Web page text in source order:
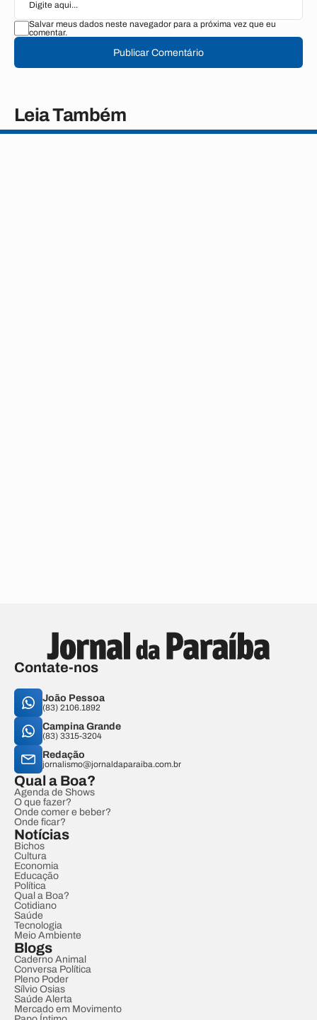
Salvar meus dados neste navegador para a próxima vez que eu
comentar.
Publicar Comentário
Leia Também
Contate-nos
João Pessoa
(83) 2106.1892
Campina Grande
(83) 3315-3204
Redação
jornalismo@jornaldaparaiba.com.br
Qual a Boa?
Agenda de Shows
O que fazer?
Onde comer e beber?
Onde ficar?
Notícias
Bichos
Cultura
Economia
Educação
Política
Qual a Boa?
Cotidiano
Saúde
Tecnologia
Meio Ambiente
Blogs
Caderno Animal
Conversa Política
Pleno Poder
Sílvio Osias
Saúde Alerta
Mercado em Movimento